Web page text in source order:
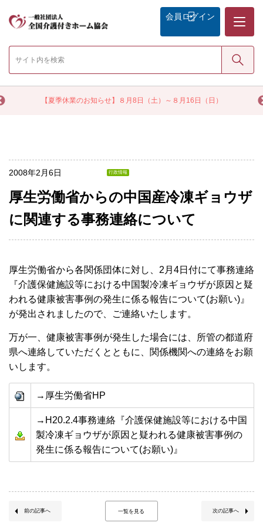
【夏季休業のお知らせ】８月8日（土）～８月16日（日）
会員 ログイン
検索
2008年2月6日 行政情報
厚生労働省からの中国産冷凍ギョウザ
に関連する事務連絡について
厚生労働省から各関係団体に対し、2月4日付にて事務連絡
『介護保健施設等における中国製冷凍ギョウザが原因と疑
われる健康被害事例の発生に係る報告について(お願い)』
が発出されましたので、ご連絡いたします。
万が一、健康被害事例が発生した場合には、所管の都道府
県へ連絡していただくとともに、関係機関への連絡をお願
いします。
→厚生労働省HP
→H20.2.4事務連絡『介護保健施設等における中国
製冷凍ギョウザが原因と疑われる健康被害事例の
発生に係る報告について(お願い)』
前の記事へ 一覧を見る 次の記事へ